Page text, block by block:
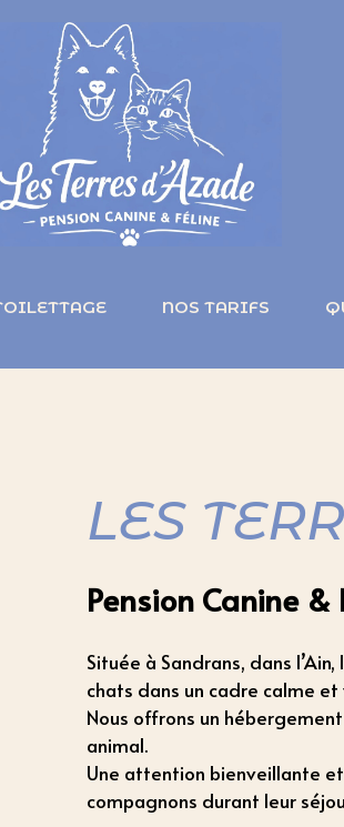
NOS TARIFS
LES
Pension Canine &
Située à Sandrans, dans
chats dans un cadre calme
Nous offrons un
animal.
Une attention bienveillante
compagnons durant leur